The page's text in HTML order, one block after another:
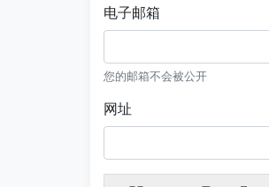
电子邮箱
您的邮箱不会被公开
网址